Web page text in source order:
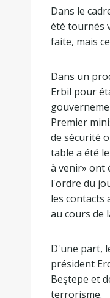
Dans le
été tournés
faite, mais
Dans un
Erbil pour
Premier
de sécurité
table a été
à venir» ont
l'ordre du
les
au cours de
D'une part,
président
Beştepe et
terrorisme.